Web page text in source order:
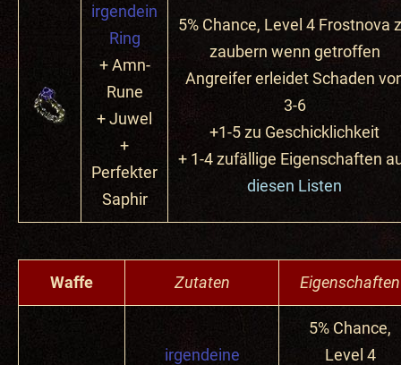
irgendein
Ring
+ Amn-
Rune
+ Juwel
+
Perfekter
Saphir
5% Chance, Level 4 Frostnova
zaubern wenn getroffen
Angreifer erleidet Schaden
3-6
+1-5 zu Geschicklichkeit
+ 1-4 zufällige Eigenschaften
diesen Listen
Waffe Zutaten Eigenschaften
irgendeine
5% Chance,
Level 4